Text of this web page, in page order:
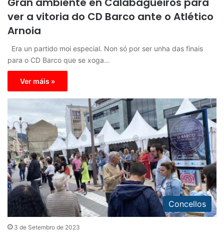
ver a vitoria do CD Barco ante o Atlético
Arnoia
Era un partido moi especial. Non só por ser unha das finais
para o CD Barco que se xoga…
Ver máis »
Concellos
3 de Setembro de 2023